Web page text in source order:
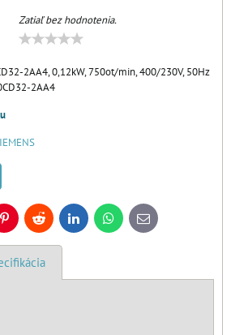
Zatiaľ bez hodnotenia.
2AA4, 0,12kW, 750ot/min, 400/230V, 50Hz
2AA4
PinterestReddit LinkedInWhatsApp
E-
mail